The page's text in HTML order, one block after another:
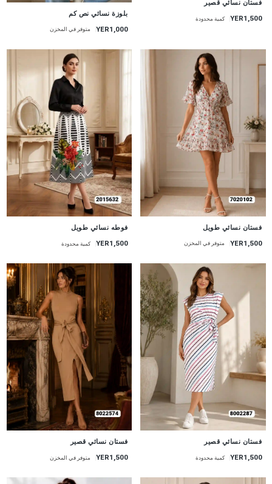
فستان نسائي قصير
YER1,500 كمية محدودة
بلوزة نسائي نص كم
YER1,000 متوفر في المخزن
فستان نسائي طويل
YER1,500 متوفر في المخزن
فوطه نسائي طويل
YER1,500 كمية محدودة
جديد
فستان نسائي قصير
YER1,500 كمية محدودة
جديد
فستان نسائي قصير
YER1,500 متوفر في المخزن